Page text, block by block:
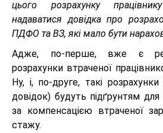
цього розрахунку
надаватися довідка про
ПДФО та ВЗ, які мало бути
Адже, по-перше, вже є
розрахунки втраченої
Ну, і, по-друге, такі
довідок) будуть підґрунтям
за компенсацією втраченої
стажу.